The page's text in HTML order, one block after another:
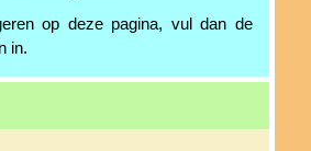
op deze pagina, vul dan de
in.